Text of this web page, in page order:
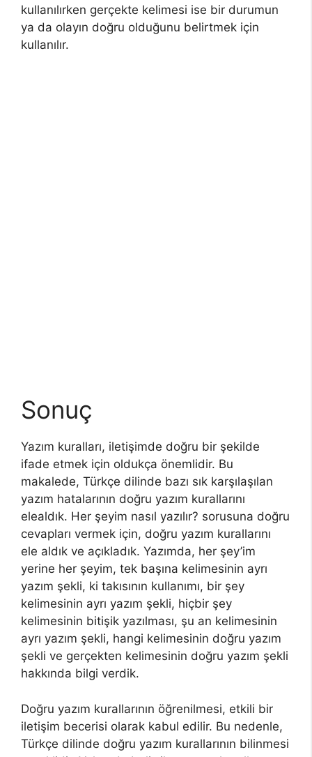
kullanılırken gerçekte kelimesi ise bir durumun
ya da olayın doğru olduğunu belirtmek için
kullanılır.
Sonuç
Yazım kuralları, iletişimde doğru bir şekilde
ifade etmek için oldukça önemlidir. Bu
makalede, Türkçe dilinde bazı sık karşılaşılan
yazım hatalarının doğru yazım kurallarını
elealdık. Her şeyim nasıl yazılır? sorusuna doğru
cevapları vermek için, doğru yazım kurallarını
ele aldık ve açıkladık. Yazımda, her şey’im
yerine her şeyim, tek başına kelimesinin ayrı
yazım şekli, ki takısının kullanımı, bir şey
kelimesinin ayrı yazım şekli, hiçbir şey
kelimesinin bitişik yazılması, şu an kelimesinin
ayrı yazım şekli, hangi kelimesinin doğru yazım
şekli ve gerçekten kelimesinin doğru yazım şekli
hakkında bilgi verdik.
Doğru yazım kurallarının öğrenilmesi, etkili bir
iletişim becerisi olarak kabul edilir. Bu nedenle,
Türkçe dilinde doğru yazım kurallarının bilinmesi